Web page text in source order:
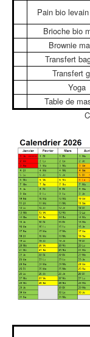
Pain bio
Brioche bio
Brownie
Transfert
Transfert
Yoga
Table de